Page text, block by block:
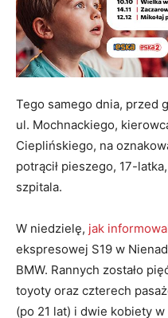
Tego samego dnia, przed
ul. Mochnackiego,
Cieplińskiego, na
potrącił pieszego, 17-
szpitala.
W niedzielę, jak
ekspresowej S19 w
BMW. Rannych zostało
toyoty oraz czterech
(po 21 lat) i dwie kobiety